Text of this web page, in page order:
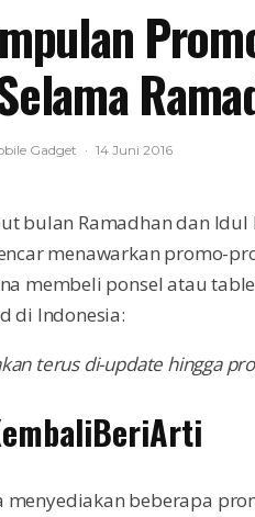
Gadget · 14 Juni 2016
bulan Ramadhan dan
menawarkan promo-
membeli ponsel atau
di Indonesia:
terus di-update hingga
menyediakan beberapa